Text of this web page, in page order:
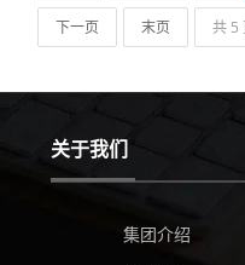
下一页 末页 共 5
关于我们
集团介绍